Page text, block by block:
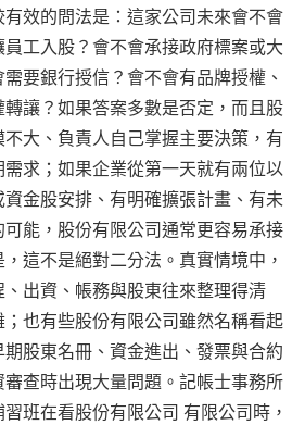
效的問法是：這家公司未來會不會
工入股？會不會承接政府標案或大
要銀行授信？會不會有品牌授權、
讓？如果答案多數是否定，而且股
大、負責人自己掌握主要決策，有
求；如果企業從第一天就有兩位以
金股安排、有明確擴張計畫、有未
能，股份有限公司通常更容易承接
這不是絕對二分法。真實情境中，
出資、帳務與股東往來整理得清
也有些股份有限公司雖然名稱看起
股東名冊、資金進出、發票與合約
查時出現大量問題。記帳士事務所
班在看股份有限公司 有限公司時，